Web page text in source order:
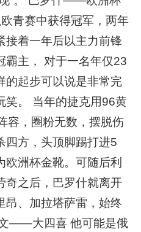
青赛中获得冠军，两年
接着一年后以主力前锋
霸主， 对于一名年仅23
的起步可以说是非常完
笑。 当年的捷克用96黄
容，圈粉无数，摆脱伤
四方，头顶脚踢打进5
洲杯金靴。可随后利
奇之后，巴罗什就离开
昂、加拉塔萨雷，始终
——大四喜 他可能是俄